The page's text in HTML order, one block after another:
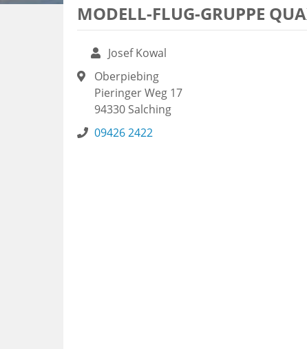
MODELL-FLUG-GRUPPE
Josef Kowal
Oberpiebing
Pieringer Weg 17
94330 Salching
09426 2422